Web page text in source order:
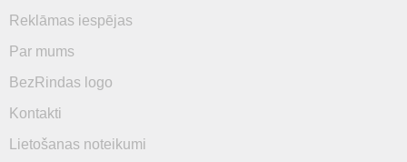
Reklāmas iespējas
Par mums
BezRindas logo
Kontakti
Lietošanas noteikumi